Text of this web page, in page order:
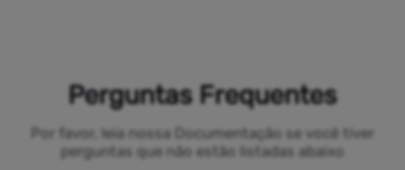
Perguntas Frequentes
Por favor, leia nossa Documentação se você tiver
perguntas que não estão listadas abaixo